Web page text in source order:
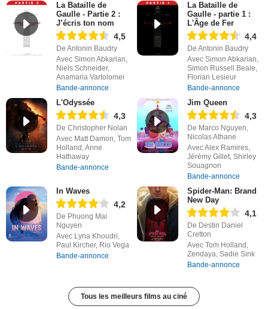
La Bataille de
Gaulle - Partie 2 :
J’écris ton nom
4,5
De Antonin Baudry
Avec Simon Abkarian,
Niels Schneider,
Anamaria Vartolomei
Bande-annonce
La Bataille de
Gaulle - partie 1 :
L'Âge de Fer
4,4
De Antonin Baudry
Avec Simon Abkarian,
Simon Russell Beale,
Florian Lesieur
Bande-annonce
L'Odyssée
4,3
De Christopher Nolan
Avec Matt Damon, Tom
Holland, Anne
Hathaway
Bande-annonce
Jim Queen
4,3
De Marco Nguyen,
Nicolas Athane
Avec Alex Ramires,
Jérémy Gillet, Shirley
Souagnon
Bande-annonce
In Waves
4,2
De Phuong Mai
Nguyen
Avec Lyna Khoudri,
Paul Kircher, Rio Vega
Bande-annonce
Spider-Man: Brand
New Day
4,1
De Destin Daniel
Cretton
Avec Tom Holland,
Zendaya, Sadie Sink
Bande-annonce
Tous les meilleurs films au ciné